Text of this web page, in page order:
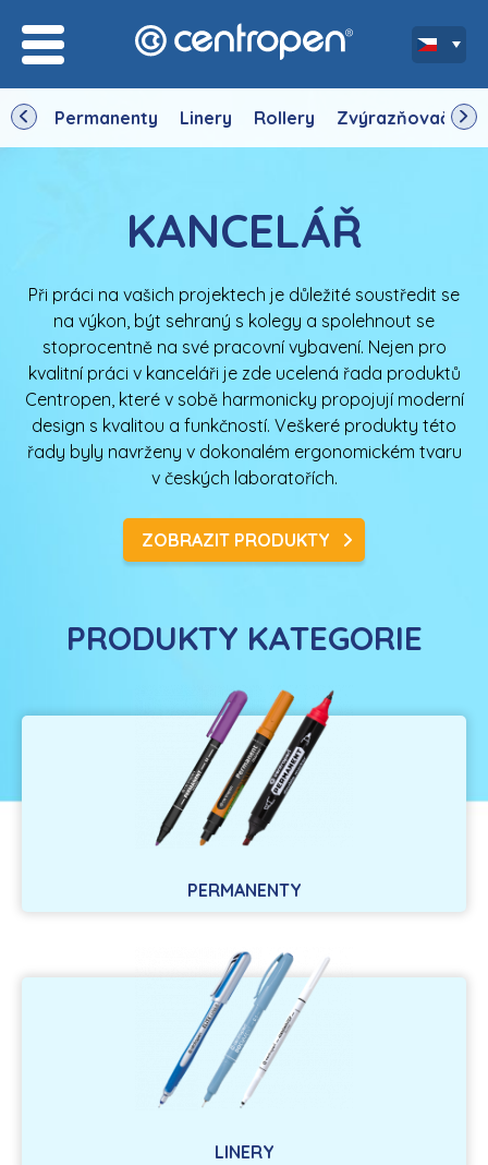
Permanenty Linery Rollery Zvýrazňovače
KANCELÁŘ
Při práci na vašich projektech je důležité soustředit se
na výkon, být sehraný s kolegy a spolehnout se
stoprocentně na své pracovní vybavení. Nejen pro
kvalitní práci v kanceláři je zde ucelená řada produktů
Centropen, které v sobě harmonicky propojují moderní
design s kvalitou a funkčností. Veškeré produkty této
řady byly navrženy v dokonalém ergonomickém tvaru
v českých laboratořích.
ZOBRAZIT PRODUKTY
PRODUKTY KATEGORIE
PERMANENTY
LINERY